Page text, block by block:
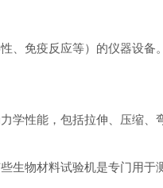
免疫反应等）的仪器设备
性能，包括拉伸、压缩、
物材料试验机是专门用于